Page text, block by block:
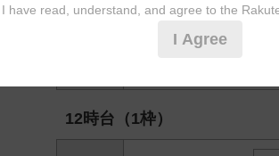
ショートコース
12時台（1枠）
during play (e.g., delaying play, ignoring rules,
and cooperation regarding the above points.
I have read, understand, and agree to the
I Agree